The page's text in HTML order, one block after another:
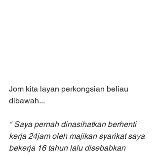
Jom kita layan perkongsian beliau
dibawah...
" Saya pernah dinasihatkan berhenti
kerja 24jam oleh majikan syarikat saya
bekerja 16 tahun lalu disebabkan